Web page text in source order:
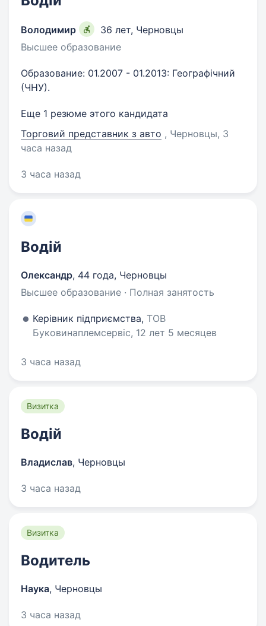
Володимир 36 лет, Черновцы
Высшее образование
Образование: 01.2007 - 01.2013: Географічний
(ЧНУ).
Еще 1 резюме этого кандидата
Торговий представник з авто , Черновцы, 3
часа назад
3 часа назад
Водій
Олександр, 44 года, Черновцы
Высшее образование · Полная занятость
Керівник підприємства, ТОВ
Буковинаплемсервіс, 12 лет 5 месяцев
3 часа назад
Визитка
Водій
Владислав, Черновцы
3 часа назад
Визитка
Водитель
Наука, Черновцы
3 часа назад